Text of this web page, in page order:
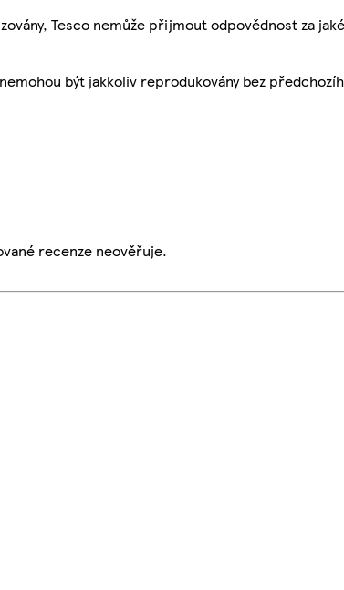
Tesco nemůže přijmout odpovědnost za
být jakkoliv reprodukovány bez
recenze neověřuje.